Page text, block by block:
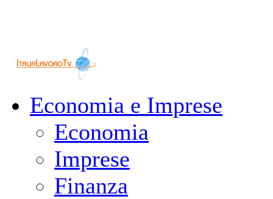
Economia e Imprese
Economia
Imprese
Finanza